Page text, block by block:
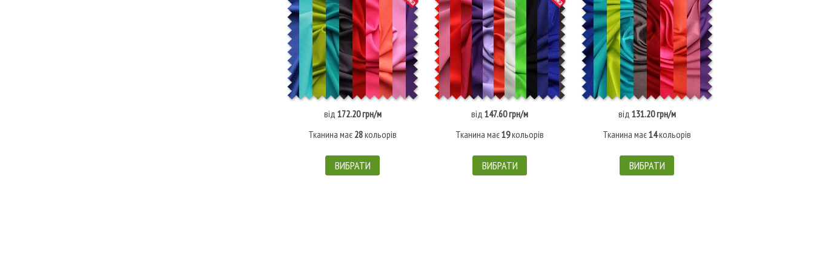
від 172.20 грн/м
Тканина має 28кольорів
ВИБРАТИ
від 147.60 грн/м
Тканина має19кольорів
ВИБРАТИ
від 131.20 грн/м
Тканина має14кольорів
ВИБРАТИ